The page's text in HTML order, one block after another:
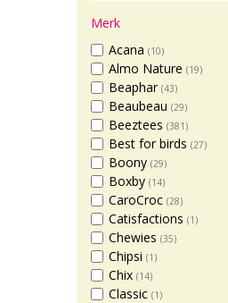
Merk
Acana (10)
Almo Nature (19)
Beaphar (43)
Beaubeau (29)
Beeztees (381)
Best for birds (27)
Boony (29)
Boxby (14)
CaroCroc (28)
Catisfactions (1)
Chewies (35)
Chipsi (1)
Chix (14)
Classic (1)